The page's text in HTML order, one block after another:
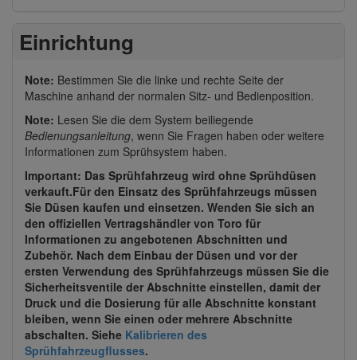
Einrichtung
Note: Bestimmen Sie die linke und rechte Seite der
Maschine anhand der normalen Sitz- und Bedienposition.
Note: Lesen Sie die dem System beiliegende
Bedienungsanleitung, wenn Sie Fragen haben oder weitere
Informationen zum Sprühsystem haben.
Important: Das Sprühfahrzeug wird ohne Sprühdüsen
verkauft.Für den Einsatz des Sprühfahrzeugs müssen
Sie Düsen kaufen und einsetzen. Wenden Sie sich an
den offiziellen Vertragshändler von Toro für
Informationen zu angebotenen Abschnitten und
Zubehör. Nach dem Einbau der Düsen und vor der
ersten Verwendung des Sprühfahrzeugs müssen Sie die
Sicherheitsventile der Abschnitte einstellen, damit der
Druck und die Dosierung für alle Abschnitte konstant
bleiben, wenn Sie einen oder mehrere Abschnitte
abschalten. Siehe Kalibrieren des
Sprühfahrzeugflusses.